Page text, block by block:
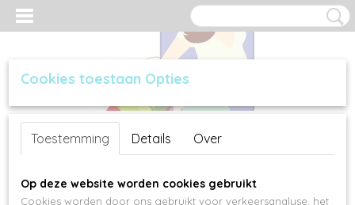
Inloggen Registreren
Cookies toestaan Opties
Toestemming Details Over
Op deze website worden cookies gebruikt
Cookies worden door ons gebruikt voor verkeersanalyse, het